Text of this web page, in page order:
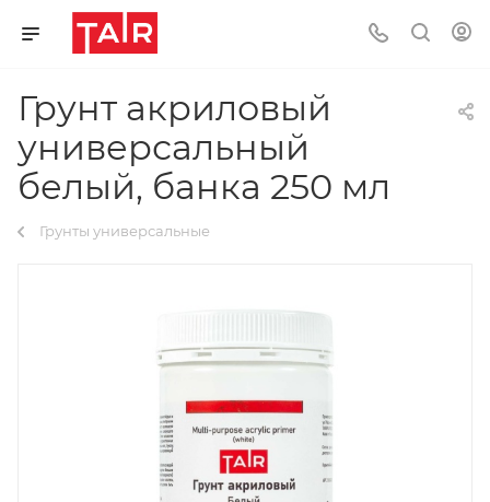
Грунт акриловый
универсальный
белый, банка 250 мл
Грунты универсальные